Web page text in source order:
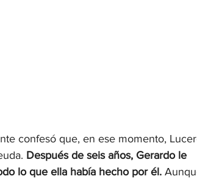
confesó que, en ese momento,
Después de seis años, Gerardo le
lo que ella había hecho por él.